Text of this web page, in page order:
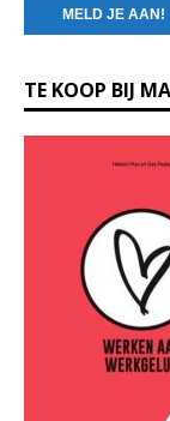
o
n
TE KOOP BIJ